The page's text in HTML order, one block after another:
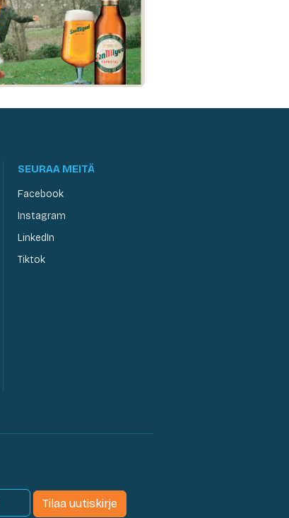
SEURAA MEITÄ
Facebook
Instagram
LinkedIn
Tiktok
Tilaa uutiskirje